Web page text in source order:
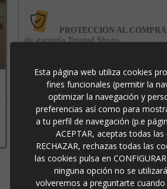
PROTECCIÓN AL
de garantía Trusted Shops
-3% DE DESCUENTO
transferencia bancaria
colgante-sora
Contacto
Esta página web utiliza cookies
fines funcionales (permitir la
optimizar la navegación y
preferencias así como para
a tu perfil de navegación (p.e
ACEPTAR, aceptas todas
RECHAZAR, rechazas todas las
las cookies pulsa en
ninguna opción no se
volveremos a preguntarte